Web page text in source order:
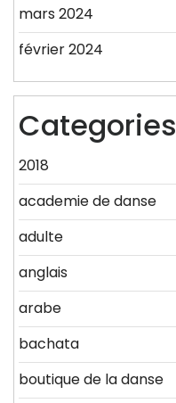
mars 2024
février 2024
Categories
2018
academie de danse
adulte
anglais
arabe
bachata
boutique de la danse